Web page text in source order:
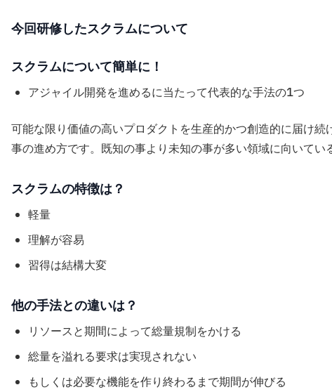
今回研修したスクラムについて
スクラムについて簡単に！
アジャイル開発を進めるに当たって代表的な手法の1つ
可能な限り価値の高いプロダクトを生産的かつ創造的に届け
事の進め方です。既知の事より未知の事が多い領域に向いてい
スクラムの特徴は？
軽量
理解が容易
習得は結構大変
他の手法との違いは？
リソースと期間によって総量規制をかける
総量を溢れる要求は実現されない
もしくは必要な機能を作り終わるまで期間が伸びる